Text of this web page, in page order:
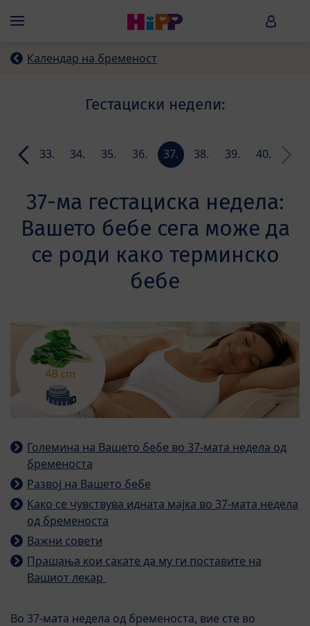
Menü HiPP
Календар на бременост
Гестациски недели:
32.
33.
34.
35.
36.
37.
38.
39.
40.
37-ма гестациска недела:
Вашето бебе сега може да
се роди како терминско
бебе
Големина на Вашето бебе во 37-мата недела од
бременоста
Развој на Вашето бебе
Како се чувствува идната мајка во 37-мата недела
од бременоста
Важни совети
Прашања кои сакате да му ги поставите на
Вашиот лекар
Во 37-мата недела од бременоста, вие сте во